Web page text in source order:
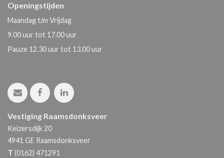
Openingstijden
Maandag t/m Vrijdag
9.00 uur tot 17.00 uur
Pauze 12.30 uur tot 13.00 uur
Vestiging Raamsdonksveer
Keizersdijk 20
4941 GE Raamsdonksveer
T (0162) 471291